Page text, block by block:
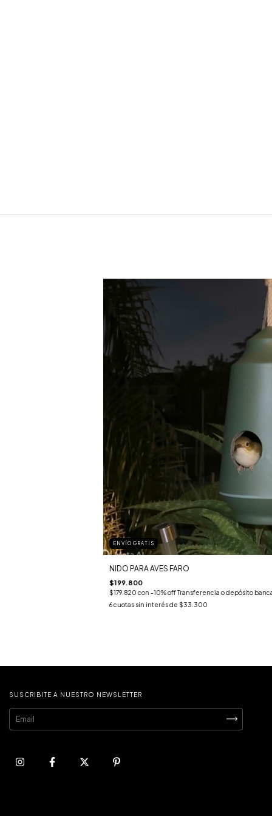
ENVÍO GRATIS
NIDO PARA AVES FARO
$199.800
$179.820con -10% off Transferencia o depósito
6cuotas sin interés de $33.300
SUSCRIBITE A NUESTRO NEWSLETTER